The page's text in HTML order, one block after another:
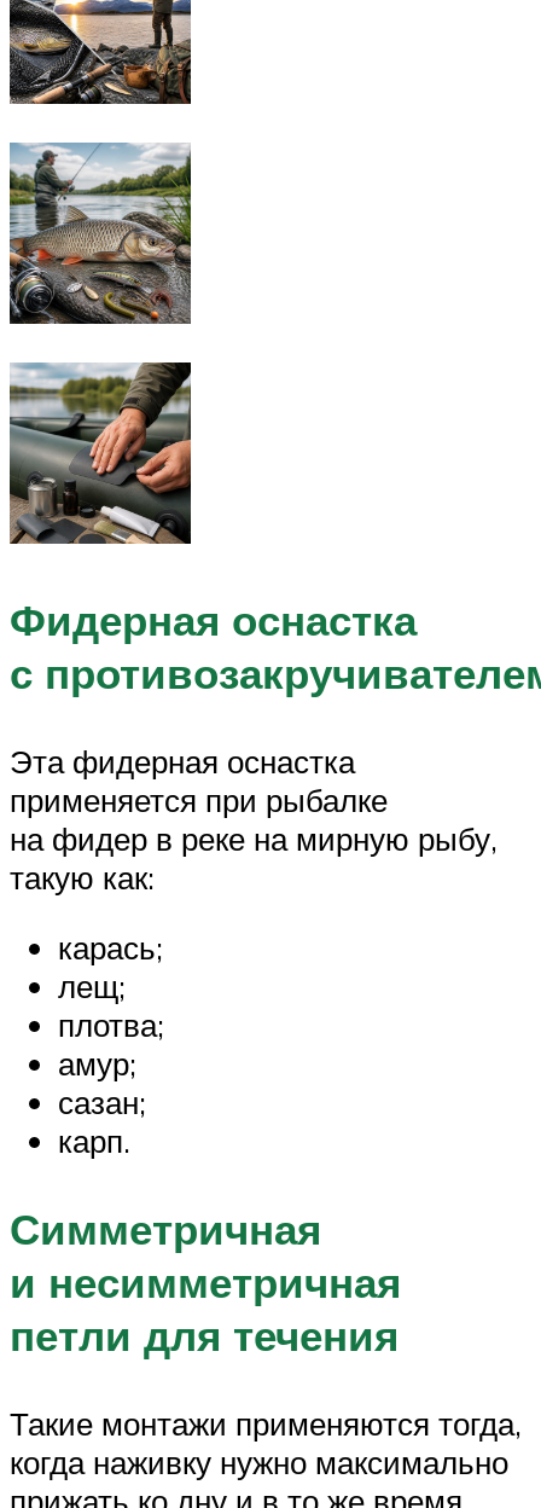
Фидерная оснастка
с
Эта фидерная оснастка
применяется при рыбалке
на фидер в реке на мирную рыбу,
такую как:
карась;
лещ;
плотва;
амур;
сазан;
карп.
Симметричная
и несимметричная
петли для течения
Такие монтажи применяются тогда,
когда наживку нужно максимально